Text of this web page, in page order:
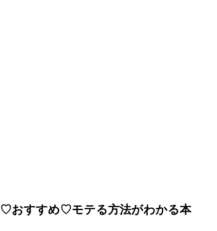
♡おすすめ♡モテる方法がわかる本